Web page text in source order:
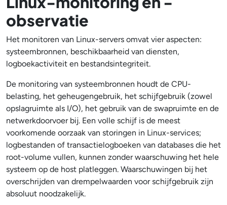
observatie
Het monitoren van Linux-servers omvat vier aspecten:
systeembronnen, beschikbaarheid van diensten,
logboekactiviteit en bestandsintegriteit.
De monitoring van systeembronnen houdt de CPU-
belasting, het geheugengebruik, het schijfgebruik (zowel
opslagruimte als I/O), het gebruik van de swapruimte en de
netwerkdoorvoer bij. Een volle schijf is de meest
voorkomende oorzaak van storingen in Linux-services;
logbestanden of transactielogboeken van databases die het
root-volume vullen, kunnen zonder waarschuwing het hele
systeem op de host platleggen. Waarschuwingen bij het
overschrijden van drempelwaarden voor schijfgebruik zijn
absoluut noodzakelijk.